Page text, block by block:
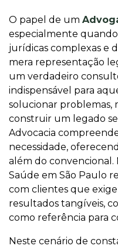
O papel de um
especialmente
jurídicas complexas e
mera representação
um verdadeiro
indispensável para
solucionar problemas,
construir um legado
Advocacia
necessidade,
além do convencional.
Saúde em São Paulo
com clientes que
resultados tangíveis,
como referência para
Neste cenário de